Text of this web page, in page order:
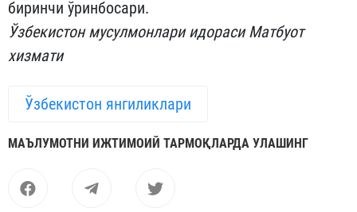
биринчи ўринбосари.
Ўзбекистон мусулмонлари идораси Матбуот
хизмати
Ўзбекистон янгиликлари
МАЪЛУМОТНИ ИЖТИМОИЙ ТАРМОҚЛАРДА УЛАШИНГ